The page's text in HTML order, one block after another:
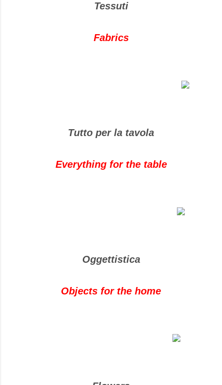
Tessuti
Fabrics
Tutto per la tavola
Everything for the table
Oggettistica
Objects for the home